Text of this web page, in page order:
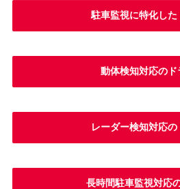
駐車監視に特化した
動体検知対応のド
レーダー検知対応の
長時間駐車監視対応